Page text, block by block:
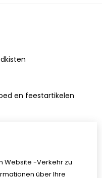
en feestartikelen
Website -Verkehr zu
über Ihre